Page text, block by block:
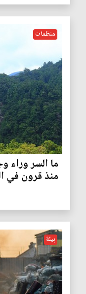
منظمات
ما السر
منذ قرون في
بيئة